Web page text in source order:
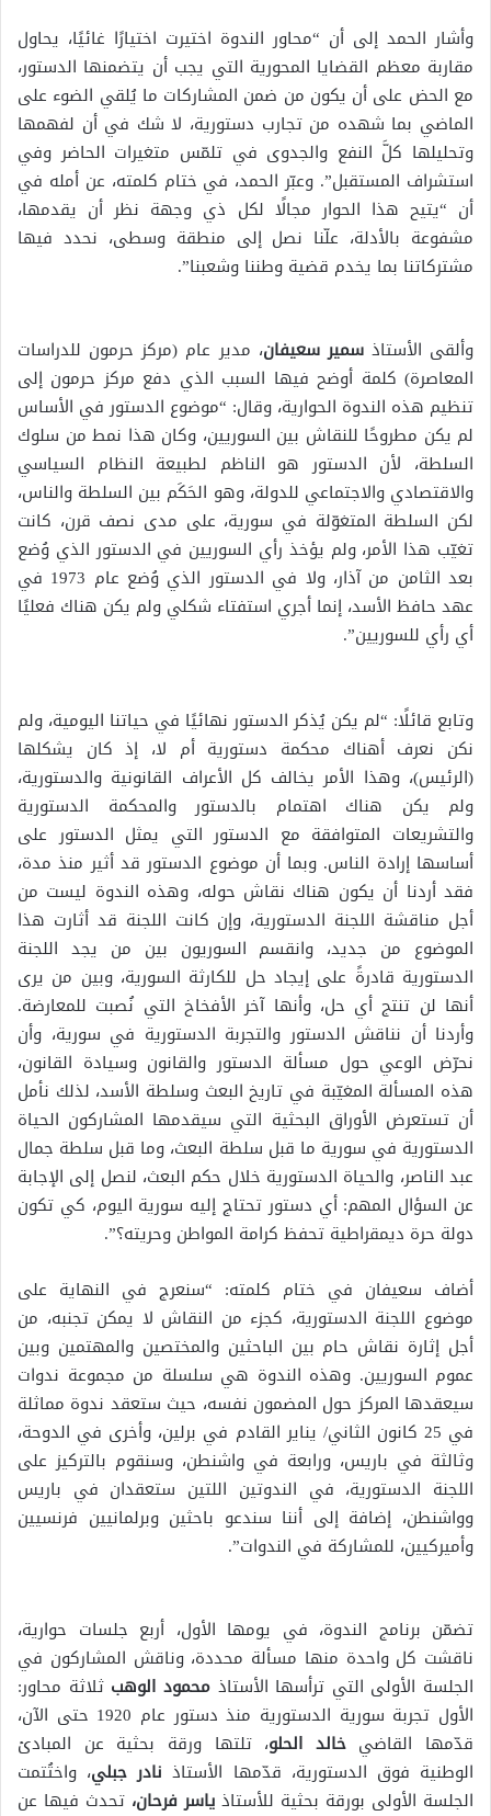
وأشار الحمد إلى أن “محاور الندوة اختيرت اختيارًا غائيًا، يحاول
مقاربة معظم القضايا المحورية التي يجب أن يتضمنها الدستور،
مع الحض على أن يكون من ضمن المشاركات ما يُلقي الضوء على
الماضي بما شهده من تجارب دستورية، لا شك في أن لفهمها
وتحليلها كلَّ النفع والجدوى في تلمّس متغيرات الحاضر وفي
استشراف المستقبل”. وعبّر الحمد، في ختام كلمته، عن أمله في
أن “يتيح هذا الحوار مجالًا لكل ذي وجهة نظر أن يقدمها،
مشفوعة بالأدلة، علّنا نصل إلى منطقة وسطى، نحدد فيها
مشتركاتنا بما يخدم قضية وطننا وشعبنا”.
وألقى الأستاذسمير سعيفان، مدير عام (مركز حرمون للدراسات
المعاصرة) كلمة أوضح فيها السبب الذي دفع مركز حرمون إلى
تنظيم هذه الندوة الحوارية، وقال: “موضوع الدستور في الأساس
لم يكن مطروحًا للنقاش بين السوريين، وكان هذا نمط من سلوك
السلطة، لأن الدستور هو الناظم لطبيعة النظام السياسي
والاقتصادي والاجتماعي للدولة، وهو الحَكَم بين السلطة والناس،
لكن السلطة المتغوّلة في سورية، على مدى نصف قرن، كانت
تغيّب هذا الأمر، ولم يؤخذ رأي السوريين في الدستور الذي وُضع
بعد الثامن من آذار، ولا في الدستور الذي وُضع عام 1973 في
عهد حافظ الأسد، إنما أجري استفتاء شكلي ولم يكن هناك فعليًا
أي رأي للسوريين”.
وتابع قائلًا: “لم يكن يُذكر الدستور نهائيًا في حياتنا اليومية، ولم
نكن نعرف أهناك محكمة دستورية أم لا، إذ كان يشكلها
(الرئيس)، وهذا الأمر يخالف كل الأعراف القانونية والدستورية،
ولم يكن هناك اهتمام بالدستور والمحكمة الدستورية
والتشريعات المتوافقة مع الدستور التي يمثل الدستور على
أساسها إرادة الناس. وبما أن موضوع الدستور قد أثير منذ مدة،
فقد أردنا أن يكون هناك نقاش حوله، وهذه الندوة ليست من
أجل مناقشة اللجنة الدستورية، وإن كانت اللجنة قد أثارت هذا
الموضوع من جديد، وانقسم السوريون بين من يجد اللجنة
الدستورية قادرةً على إيجاد حل للكارثة السورية، وبين من يرى
أنها لن تنتج أي حل، وأنها آخر الأفخاخ التي نُصبت للمعارضة.
وأردنا أن نناقش الدستور والتجربة الدستورية في سورية، وأن
نحرّض الوعي حول مسألة الدستور والقانون وسيادة القانون،
هذه المسألة المغيّبة في تاريخ البعث وسلطة الأسد، لذلك نأمل
أن تستعرض الأوراق البحثية التي سيقدمها المشاركون الحياة
الدستورية في سورية ما قبل سلطة البعث، وما قبل سلطة جمال
عبد الناصر، والحياة الدستورية خلال حكم البعث، لنصل إلى الإجابة
عن السؤال المهم: أي دستور تحتاج إليه سورية اليوم، كي تكون
دولة حرة ديمقراطية تحفظ كرامة المواطن وحريته؟”.
أضاف سعيفان في ختام كلمته: “سنعرج في النهاية على
موضوع اللجنة الدستورية، كجزء من النقاش لا يمكن تجنبه، من
أجل إثارة نقاش حام بين الباحثين والمختصين والمهتمين وبين
عموم السوريين. وهذه الندوة هي سلسلة من مجموعة ندوات
سيعقدها المركز حول المضمون نفسه، حيث ستعقد ندوة مماثلة
في 25 كانون الثاني/ يناير القادم في برلين، وأخرى في الدوحة،
وثالثة في باريس، ورابعة في واشنطن، وسنقوم بالتركيز على
اللجنة الدستورية، في الندوتين اللتين ستعقدان في باريس
وواشنطن، إضافة إلى أننا سندعو باحثين وبرلمانيين فرنسيين
وأميركيين، للمشاركة في الندوات”.
تضمّن برنامج الندوة، في يومها الأول، أربع جلسات حوارية،
ناقشت كل واحدة منها مسألة محددة، وناقش المشاركون في
الجلسة الأولى التي ترأسها الأستاذمحمود الوهب ثلاثة محاور:
الأول تجربة سورية الدستورية منذ دستور عام 1920 حتى الآن،
قدّمها القاضيخالد الحلو، تلتها ورقة بحثية عن المبادئ
الوطنية فوق الدستورية، قدّمها الأستاذ نادر جبلي، واختُتمت
الجلسة الأولى بورقة بحثية للأستاذ ياسر فرحان، تحدث فيها عن